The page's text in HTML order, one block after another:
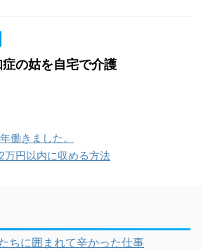
の姑を自宅で介護
働きました。
万円以内に収める方法
ちに囲まれて辛かった仕事